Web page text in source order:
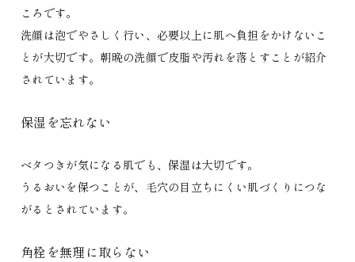
ころです。
洗顔は泡でやさしく行い、必要以上に肌へ負担をかけないこ
とが大切です。朝晩の洗顔で皮脂や汚れを落とすことが紹介
されています。
保湿を忘れない
ベタつきが気になる肌でも、保湿は大切です。
うるおいを保つことが、毛穴の目立ちにくい肌づくりにつな
がるとされています。
角栓を無理に取らない